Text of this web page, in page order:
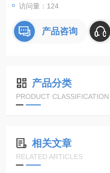
访问量：124
产品咨询
产品分类
PRODUCT CLASSIFICATION
相关文章
RELATED ARTICLES